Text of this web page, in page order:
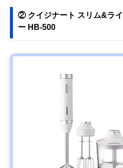
② クイジナート スリム&ラ
ー HB-500